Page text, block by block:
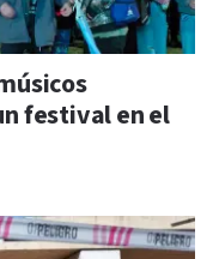
festival en el